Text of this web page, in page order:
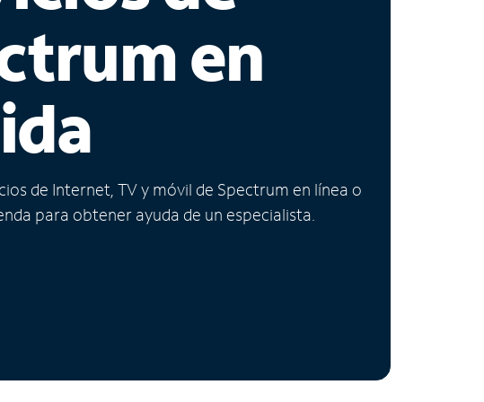
en
de Internet, TV y móvil de Spectrum en línea o
para obtener ayuda de un especialista.